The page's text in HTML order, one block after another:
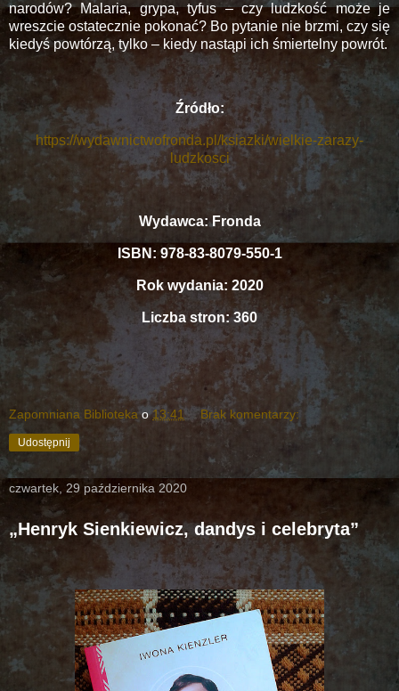
narodów? Malaria, grypa, tyfus – czy ludzkość może je
wreszcie ostatecznie pokonać? Bo pytanie nie brzmi, czy się
kiedyś powtórzą, tylko – kiedy nastąpi ich śmiertelny powrót.
Źródło:
https://wydawnictwofronda.pl/ksiazki/wielkie-zarazy-
ludzkosci
Wydawca: Fronda
ISBN: 978-83-8079-550-1
Rok wydania: 2020
Liczba stron: 360
Zapomniana Biblioteka o13:41 Brak komentarzy:
Udostępnij
czwartek, 29 października 2020
„Henryk Sienkiewicz, dandys i celebryta”